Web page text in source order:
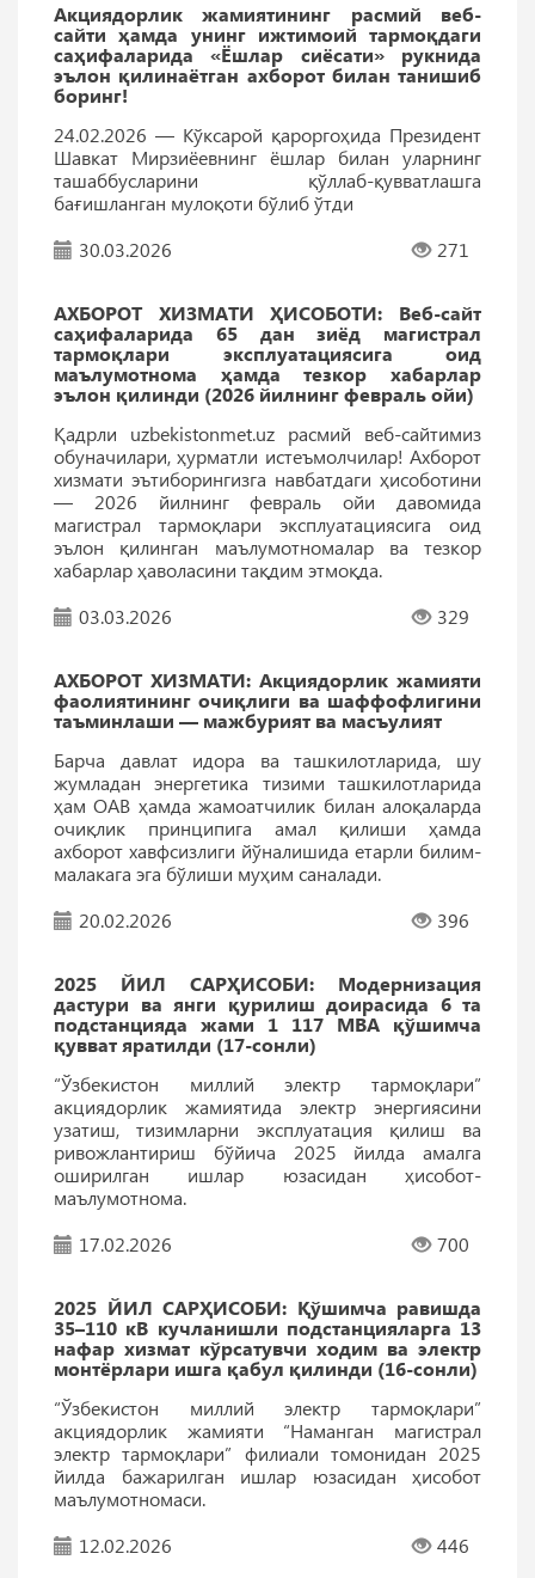
Акциядорлик жамиятининг расмий веб-
сайти ҳамда унинг ижтимоий тармоқдаги
саҳифаларида «Ёшлар сиёсати» рукнида
эълон қилинаётган ахборот билан танишиб
боринг!
24.02.2026 — Кўксарой қароргоҳида Президент
Шавкат Мирзиёевнинг ёшлар билан уларнинг
ташаббусларини қўллаб-қувватлашга
бағишланган мулоқоти бўлиб ўтди
30.03.2026
271
АХБОРОТ ХИЗМАТИ ҲИСОБОТИ: Веб-сайт
саҳифаларида 65 дан зиёд магистрал
тармоқлари эксплуатациясига оид
маълумотнома ҳамда тезкор хабарлар
эълон қилинди (2026 йилнинг февраль ойи)
Қадрли uzbekistonmet.uz расмий веб-сайтимиз
обуначилари, ҳурматли истеъмолчилар! Ахборот
хизмати эътиборингизга навбатдаги ҳисоботини
— 2026 йилнинг февраль ойи давомида
магистрал тармоқлари эксплуатациясига оид
эълон қилинган маълумотномалар ва тезкор
хабарлар ҳаволасини тақдим этмоқда.
03.03.2026
329
АХБОРОТ ХИЗМАТИ: Акциядорлик жамияти
фаолиятининг очиқлиги ва шаффофлигини
таъминлаши — мажбурият ва масъулият
Барча давлат идора ва ташкилотларида, шу
жумладан энергетика тизими ташкилотларида
ҳам ОАВ ҳамда жамоатчилик билан алоқаларда
очиқлик принципига амал қилиши ҳамда
ахборот хавфсизлиги йўналишида етарли билим-
малакага эга бўлиши муҳим саналади.
20.02.2026
396
2025 ЙИЛ САРҲИСОБИ: Модернизация
дастури ва янги қурилиш доирасида 6 та
подстанцияда жами 1 117 МВА қўшимча
қувват яратилди (17-сонли)
“Ўзбекистон миллий электр тармоқлари”
акциядорлик жамиятида электр энергиясини
узатиш, тизимларни эксплуатация қилиш ва
ривожлантириш бўйича 2025 йилда амалга
оширилган ишлар юзасидан ҳисобот-
маълумотнома.
17.02.2026
700
2025 ЙИЛ САРҲИСОБИ: Қўшимча равишда
35–110 кВ кучланишли подстанцияларга 13
нафар хизмат кўрсатувчи ходим ва электр
монтёрлари ишга қабул қилинди (16-сонли)
“Ўзбекистон миллий электр тармоқлари”
акциядорлик жамияти “Наманган магистрал
электр тармоқлари” филиали томонидан 2025
йилда бажарилган ишлар юзасидан ҳисобот
маълумотномаси.
12.02.2026
446